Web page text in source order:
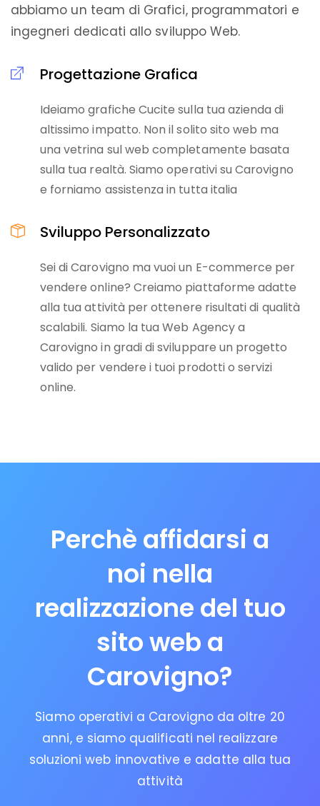
abbiamo un team di Grafici, programmatori e
ingegneri dedicati allo sviluppo Web.
Progettazione Grafica
Ideiamo grafiche Cucite sulla tua azienda di
altissimo impatto. Non il solito sito web ma
una vetrina sul web completamente basata
sulla tua realtà. Siamo operativi su Carovigno
e forniamo assistenza in tutta italia
Sviluppo Personalizzato
Sei di Carovigno ma vuoi un E-commerce per
vendere online? Creiamo piattaforme adatte
alla tua attività per ottenere risultati di qualità
scalabili. Siamo la tua Web Agency a
Carovigno in gradi di sviluppare un progetto
valido per vendere i tuoi prodotti o servizi
online.
Perchè affidarsi a
noi nella
realizzazione del tuo
sito web a
Carovigno?
Siamo operativi a Carovigno da oltre 20
anni, e siamo qualificati nel realizzare
soluzioni web innovative e adatte alla tua
attività